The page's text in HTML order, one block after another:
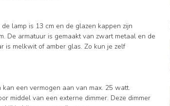
lamp is 13 cm en de glazen kappen zijn
De armatuur is gemaakt van zwart metaal en de
is melkwit of amber glas. Zo kun je zelf
een vermogen aan van max. 25 watt.
middel van een externe dimmer. Deze dimmer